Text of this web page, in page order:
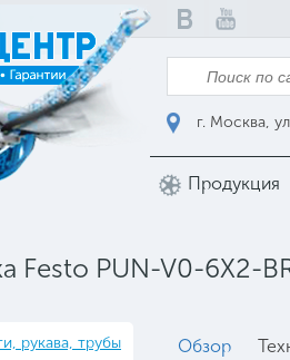
г. Москва,
Продукция
Festo PUN-V0-6X2-
рукава, трубы
Обзор